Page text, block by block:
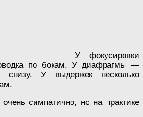
У фокусировки
по бокам. У диафрагмы —
снизу. У выдержек несколько
симпатично, но на практике